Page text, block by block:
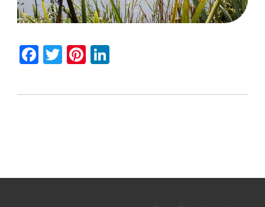
Facebook
TwitterPinterest
LinkedIn